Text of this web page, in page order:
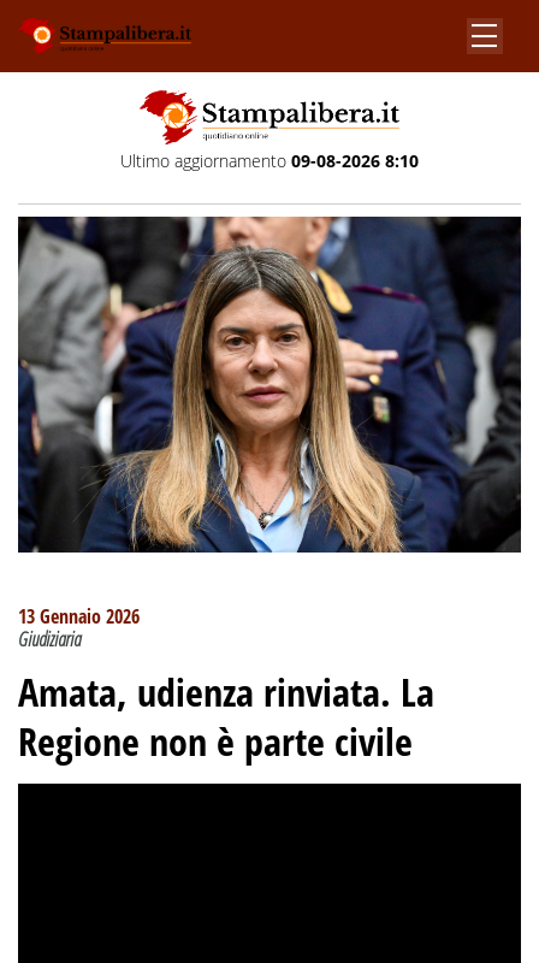
Ultimo aggiornamento 09-08-2026 8:10
13 Gennaio 2026
Giudiziaria
Amata, udienza rinviata. La
Regione non è parte civile